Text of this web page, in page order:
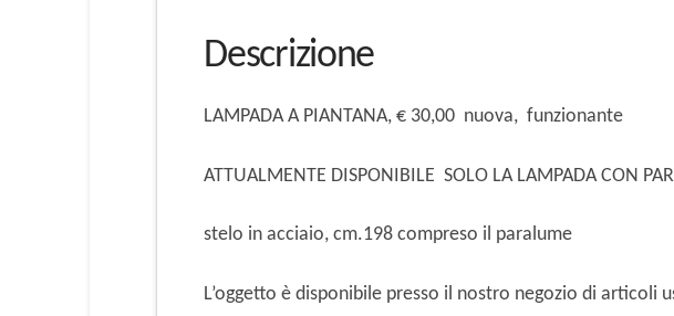
Descrizione
LAMPADA A PIANTANA, € 30,00 nuova, funzionante
ATTUALMENTE DISPONIBILE SOLO LA LAMPADA CON
stelo in acciaio, cm.198 compreso il paralume
L’oggetto è disponibile presso il nostro negozio di articoli